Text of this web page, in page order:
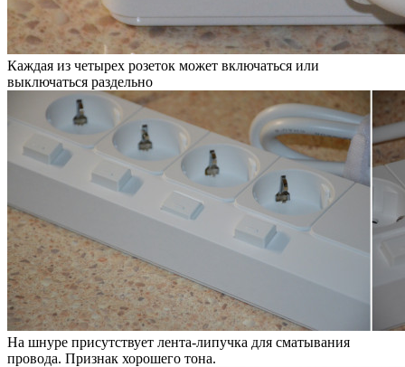
Каждая из четырех розеток может включаться или
выключаться раздельно
На шнуре присутствует лента-липучка для сматывания
провода. Признак хорошего тона.